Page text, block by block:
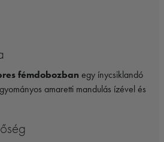
fémdobozban egy ínycsiklandó
amaretti mandulás ízével és